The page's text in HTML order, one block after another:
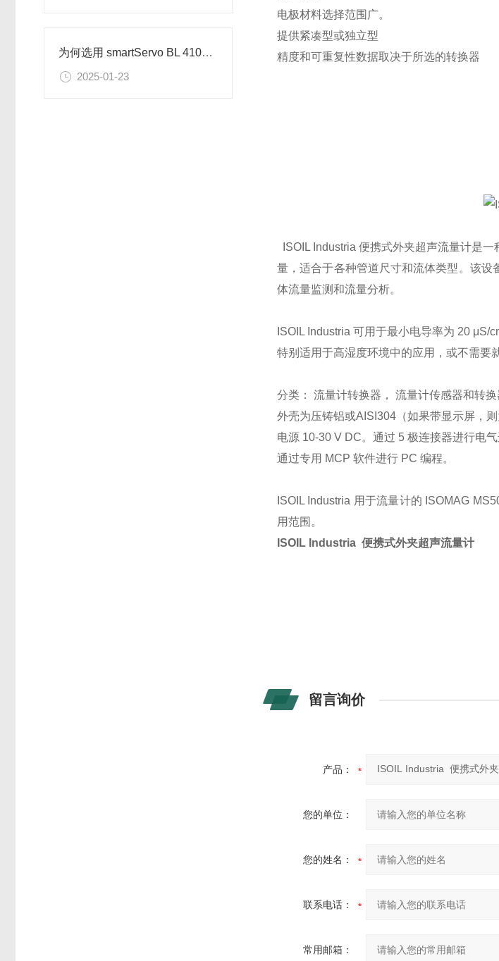
为何选用 smartServo BL 4104–M/D的驱动器
2025-01-23
电极材料选择范围广。
提供紧凑型或独立型
精度和可重复性数据取决于所选的转换器
ISOIL Industria 便携式外夹超声流量计是
量，适合于各种管道尺寸和流体类型。该
体流量监测和流量分析。
ISOIL Industria 可用于最小电导率为 20 μS/
特别适用于高湿度环境中的应用，或不需要
分类： 流量计转换器， 流量计传感器和转
外壳为压铸铝或AISI304（如果带显示屏，
电源 10-30 V DC。通过 5 极连接器进行电气
通过专用 MCP 软件进行 PC 编程。
ISOIL Industria 用于流量计的 ISOMAG
用范围。
ISOIL Industria 便携式外夹超声流量计
留言询价
产品：
您的单位：
您的姓名：
联系电话：
常用邮箱：